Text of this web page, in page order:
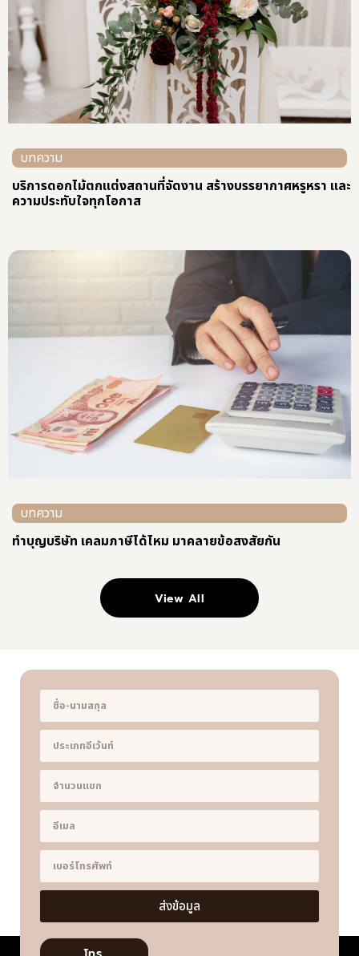
บทความ
บริการดอกไม้ตกแต่งสถานที่จัดงาน สร้างบรรยากาศหรูหรา และ
ความประทับใจทุกโอกาส
บทความ
ทําบุญบริษัท เคลมภาษีได้ไหม มาคลายข้อสงสัยกัน
View All
ส่งข้อมูล